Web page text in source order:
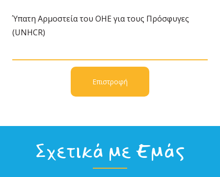
Ύπατη Αρμοστεία του ΟΗΕ για τους Πρόσφυγες
(UNHCR)
Επιστροφή
Σχετικά με Εμάς